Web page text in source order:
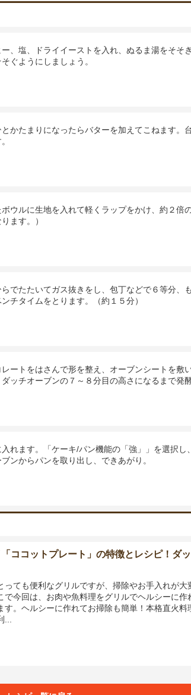
、塩、ドライイーストを入れ、ぬるま湯をそそ
ぐようにしましょう。
かたまりになったらバターを加えてこねます。
ウルに生地を入れて軽くラップをかけ、約２倍
ます。）
でたたいてガス抜きをし、包丁などで６等分、
チタイムをとります。（約１５分）
ートをはさんで形を整え、オーブンシートを敷
ッチオーブンの７～８分目の高さになるまで発
れます。「ケーキ/パン機能の「強」」を選択し
ンからパンを取り出し、できあがり。
「ココットプレート」の特徴とレシピ！ダ
っても便利なグリルですが、掃除やお手入れが大
で今回は、お肉や魚料理をグリルでヘルシーに作
す。ヘルシーに作れてお掃除も簡単！本格直火